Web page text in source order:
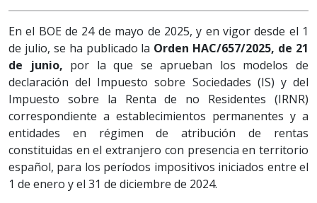
En el BOE de 24 de mayo de 2025, y en vigor desde el 1
de julio, se ha publicado la Orden HAC/657/2025, de 21
de junio, por la que se aprueban los modelos de
declaración del Impuesto sobre Sociedades (IS) y del
Impuesto sobre la Renta de no Residentes (IRNR)
correspondiente a establecimientos permanentes y a
entidades en régimen de atribución de rentas
constituidas en el extranjero con presencia en territorio
español, para los períodos impositivos iniciados entre el
1 de enero y el 31 de diciembre de 2024.